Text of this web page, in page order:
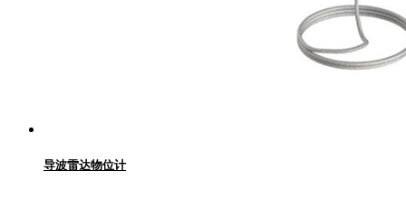
导波雷达物位计